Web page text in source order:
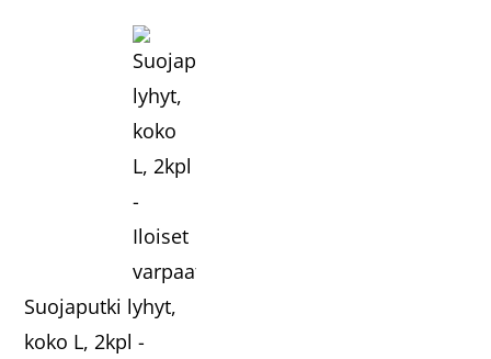
Suojaputki lyhyt,
koko L, 2kpl -